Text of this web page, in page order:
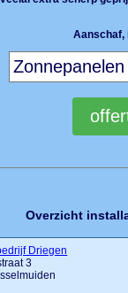
Aanschaf,
Overzicht
Driegen
3